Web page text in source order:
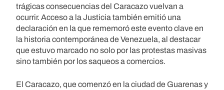
trágicas consecuencias del Caracazo vuelvan a
ocurrir. Acceso a la Justicia también emitió una
declaración en la que rememoró este evento clave en
la historia contemporánea de Venezuela, al destacar
que estuvo marcado no solo por las protestas masivas
sino también por los saqueos a comercios.
El Caracazo, que comenzó en la ciudad de Guarenas y